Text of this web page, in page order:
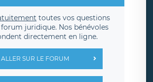
toutes vos questions
juridique. Nos bénévoles
directement en ligne.
ALLER SUR LE FORUM